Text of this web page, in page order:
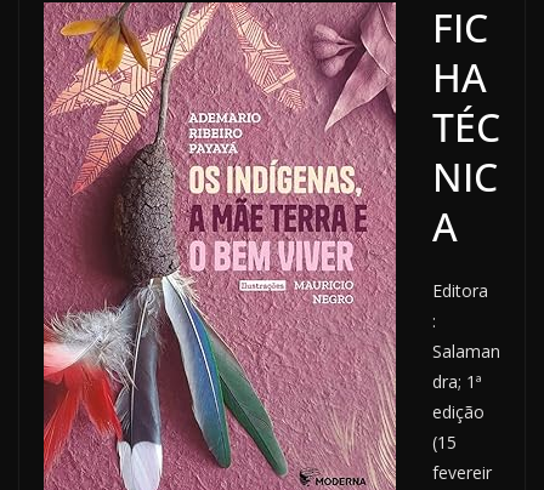
FIC
HA
TÉC
NIC
A
Editora ‏
: ‎
Salaman
dra; 1ª
edição
(15
fevereir